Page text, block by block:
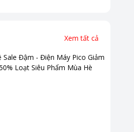
Xem tất cả